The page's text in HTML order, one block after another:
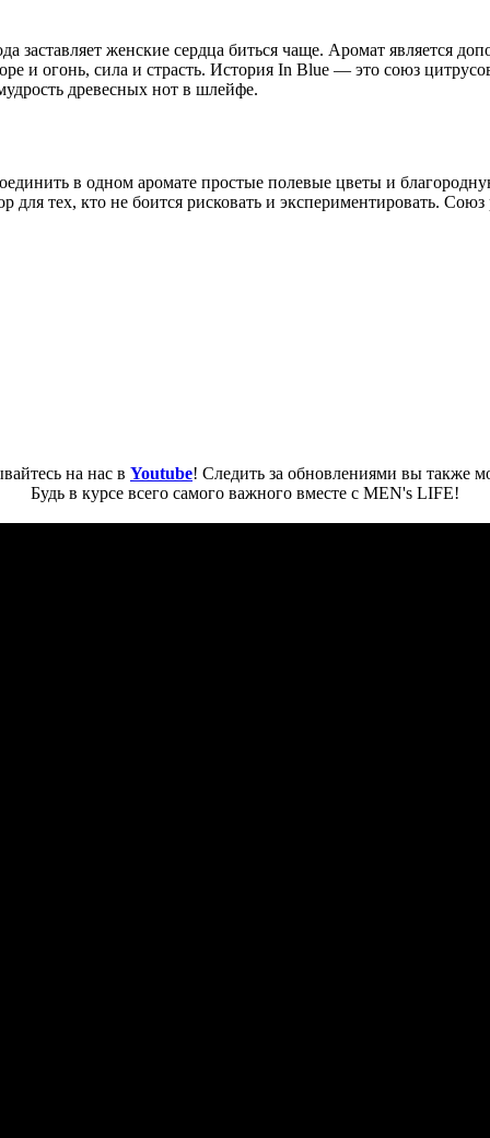
заставляет женские сердца биться чаще. Аромат является
и огонь, сила и страсть. История In Blue — это союз
древесных нот в шлейфе.
в одном аромате простые полевые цветы и
тех, кто не боится рисковать и экспериментировать.
на нас в Youtube! Следить за обновлениями вы также
Будь в курсе всего самого важного вместе с MEN's LIFE!